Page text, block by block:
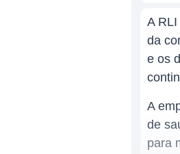
A
da
e os
A
de
para